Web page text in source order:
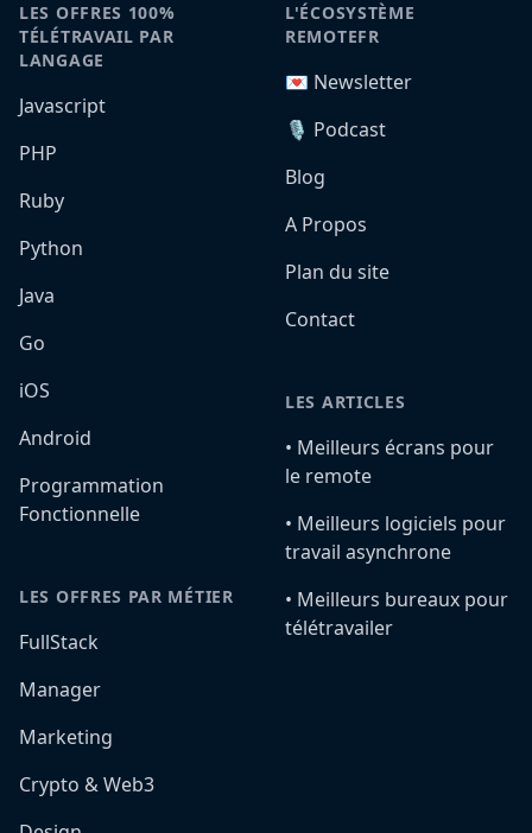
LES OFFRES 100%
TÉLÉTRAVAIL PAR
LANGAGE
Javascript
PHP
Ruby
Python
Java
Go
iOS
Android
Programmation
Fonctionnelle
LES OFFRES PAR MÉTIER
FullStack
Manager
Marketing
Crypto & Web3
L'ÉCOSYSTÈME
REMOTEFR
💌 Newsletter
🎙️ Podcast
Blog
A Propos
Plan du site
Contact
LES ARTICLES
•️ Meilleurs écrans pour
le remote
•️ Meilleurs logiciels pour
travail asynchrone
•️ Meilleurs bureaux pour
télétravailer